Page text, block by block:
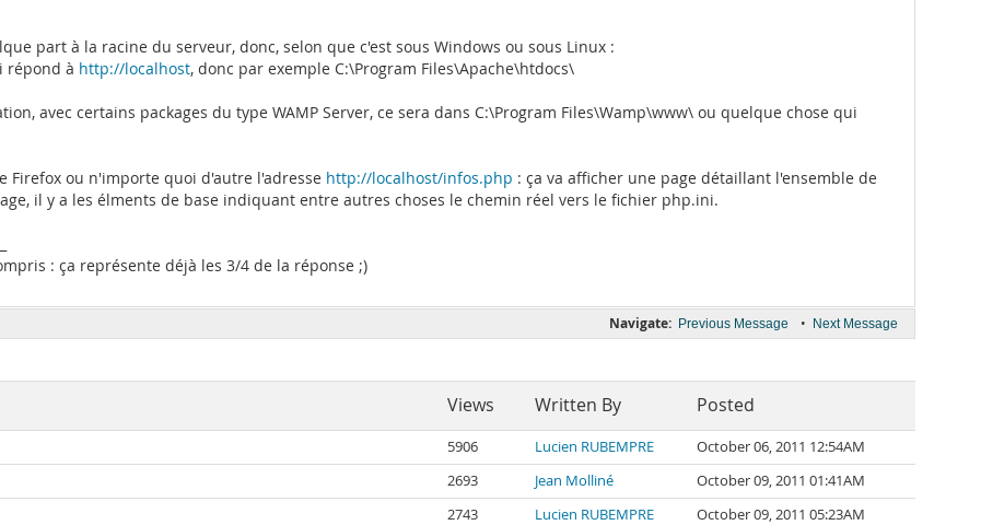
part à la racine du serveur, donc, selon que c'est sous Windows ou sous Linux :
répond à http://localhost, donc par exemple C:\Program Files\Apache\htdocs\
avec certains packages du type WAMP Server, ce sera dans C:\Program Files\Wamp\www\ ou quelque chose qui
Firefox ou n'importe quoi d'autre l'adresse http://localhost/infos.php : ça va afficher une page détaillant l'ensemble de
il y a les élments de base indiquant entre autres choses le chemin réel vers le fichier php.ini.
: ça représente déjà les 3/4 de la réponse ;)
Navigate: Previous Message • Next Message
Views Written By Posted
5906 Lucien RUBEMPRE
October 06, 2011 12:54AM
2693 Jean Molliné
October 09, 2011 01:41AM
2743 Lucien RUBEMPRE
October 09, 2011 05:23AM